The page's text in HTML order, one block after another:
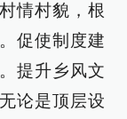
情村貌，根
促使制度建
提升乡风文
论是顶层设